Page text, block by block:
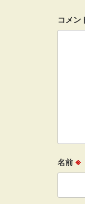
コメン
名前 ※